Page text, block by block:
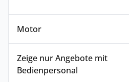
Motor
Zeige nur Angebote mit
Bedienpersonal